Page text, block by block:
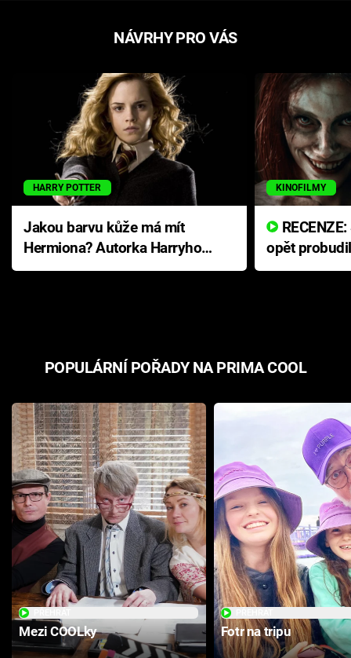
NÁVRHY PRO VÁS
HARRY POTTER
Jakou barvu kůže má mít
Hermiona? Autorka Harryho
Pottera přišla s ráznou
KINOFILMY
opět
přichází s
POPULÁRNÍ POŘADY NA PRIMA COOL
Mezi COOLky Fotr na tripu